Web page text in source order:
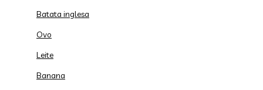
Batata inglesa
Ovo
Leite
Banana